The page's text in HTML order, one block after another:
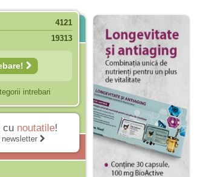
4121
19313
intrebari
cu noutatile!